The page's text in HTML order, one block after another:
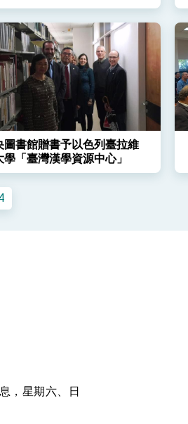
圖書館贈書予以色列臺拉維
學「臺灣漢學資源中心」
，星期六、日